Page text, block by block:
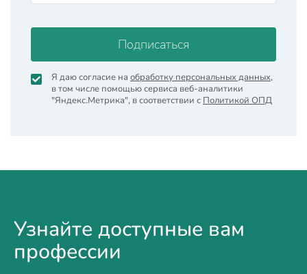
Подписаться
Я даю согласие на обработку персональных данных,
в том числе помощью сервиса веб-аналитики
"Яндекс.Метрика", в соответствии с Политикой ОПД
Узнайте доступные вам
профессии